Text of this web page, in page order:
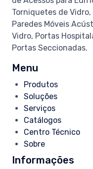
Torniquetes de
Paredes Móveis
Vidro, Portas
Portas Seccionadas.
Menu
Produtos
Soluções
Serviços
Catálogos
Centro Técnico
Sobre
Informações